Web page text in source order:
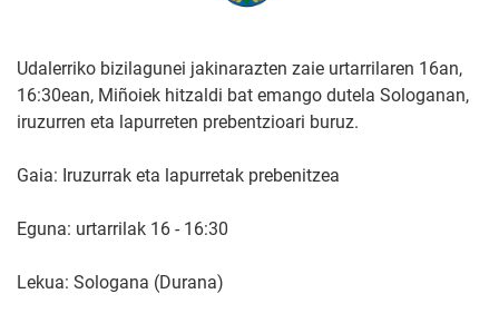
Udalerriko bizilagunei jakinarazten zaie urtarrilaren 16an,
16:30ean, Miñoiek hitzaldi bat emango dutela Sologanan,
iruzurren eta lapurreten prebentzioari buruz.
Gaia: Iruzurrak eta lapurretak prebenitzea
Eguna: urtarrilak 16 - 16:30
Lekua: Sologana (Durana)